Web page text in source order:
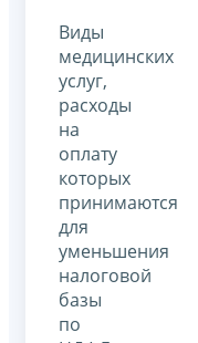
Виды
медицинских
услуг,
расходы
на
оплату
которых
принимаются
для
уменьшения
налоговой
базы
по